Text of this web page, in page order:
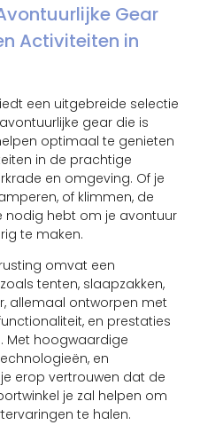
Gear
Activiteiten in
een uitgebreide selectie
gear die is
optimaal te genieten
in de prachtige
en omgeving. Of je
of klimmen, de
nodig hebt om je avontuur
te maken.
omvat een
tenten, slaapzakken,
allemaal ontworpen met
en prestaties
Met hoogwaardige
en
erop vertrouwen dat de
je zal helpen om
te halen.